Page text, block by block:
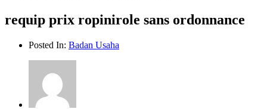
requip prix ropinirole sans ordonnance
Posted In: Badan Usaha